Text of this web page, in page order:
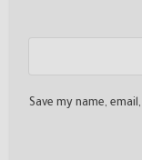
Save my name,